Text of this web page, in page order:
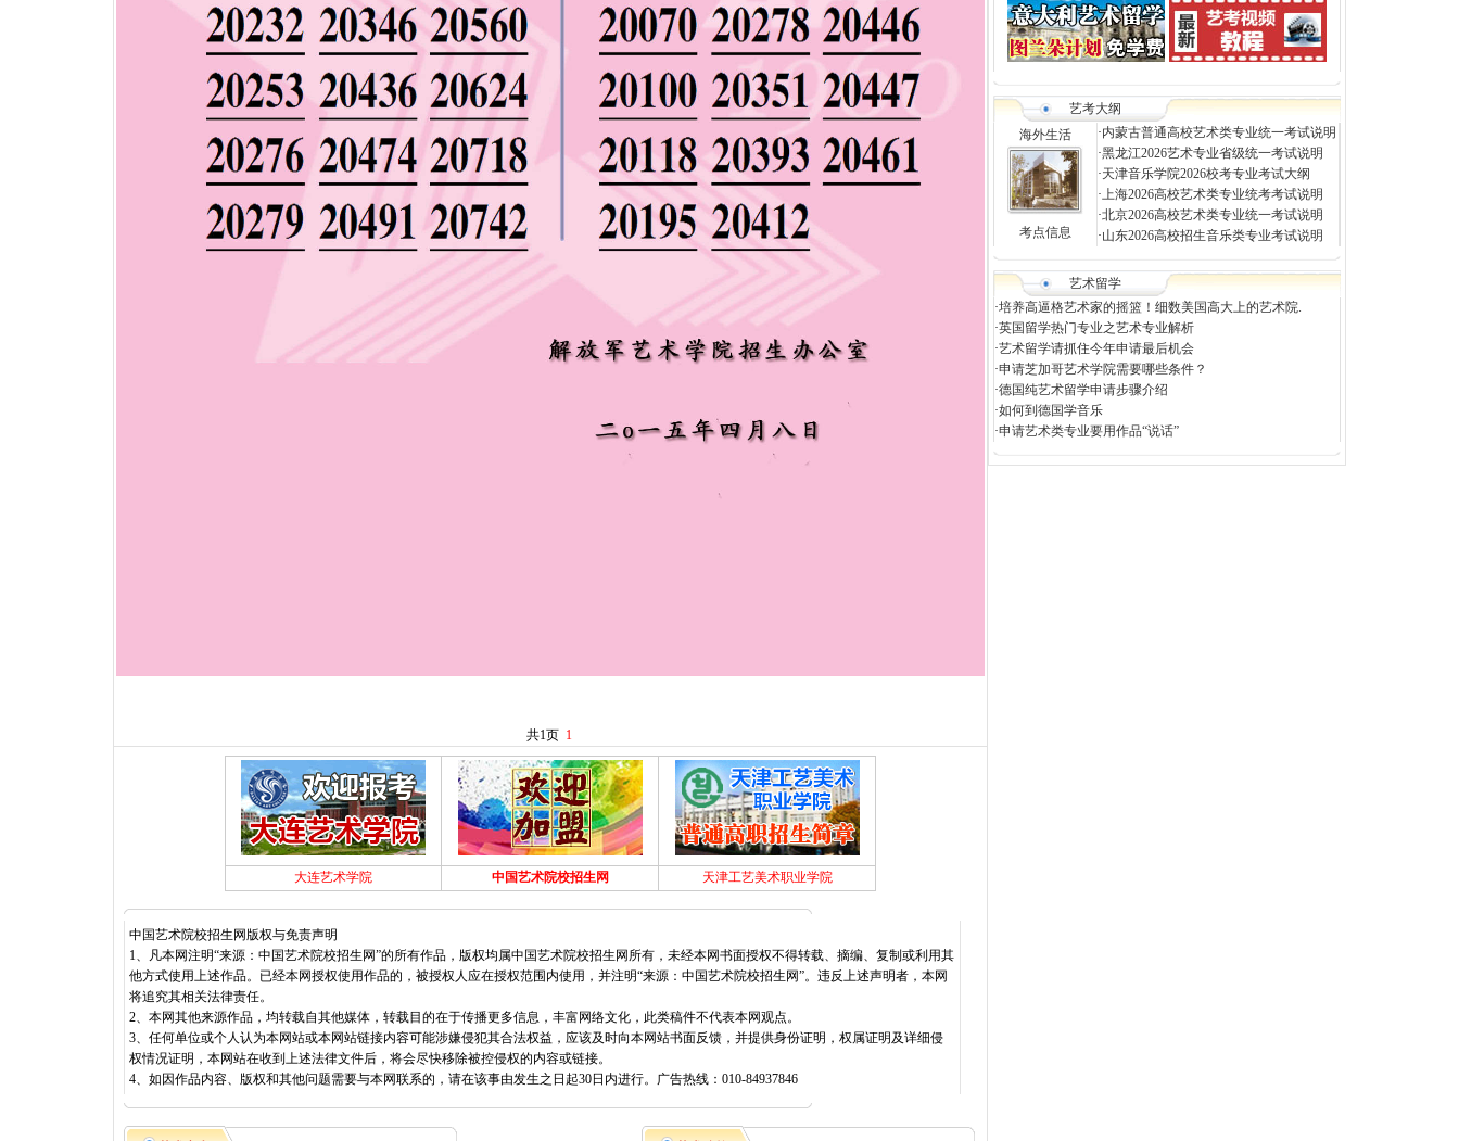
共1页 1
大连艺术学院 中国艺术院校招生网 天津工艺美术职业学院
中国艺术院校招生网版权与免责声明
1、凡本网注明“来源：中国艺术院校招生网”的所有作品，版权均属中国艺术院校招生网所有，未经本网书面授权不得转载、摘编、复制或利用其
他方式使用上述作品。已经本网授权使用作品的，被授权人应在授权范围内使用，并注明“来源：中国艺术院校招生网”。违反上述声明者，本网
将追究其相关法律责任。
2、本网其他来源作品，均转载自其他媒体，转载目的在于传播更多信息，丰富网络文化，此类稿件不代表本网观点。
3、任何单位或个人认为本网站或本网站链接内容可能涉嫌侵犯其合法权益，应该及时向本网站书面反馈，并提供身份证明，权属证明及详细侵
权情况证明，本网站在收到上述法律文件后，将会尽快移除被控侵权的内容或链接。
4、如因作品内容、版权和其他问题需要与本网联系的，请在该事由发生之日起30日内进行。广告热线：010-84937846
艺考大纲
海外生活
考点信息
·内蒙古普通高校艺术类专业统一考试说明
·黑龙江2026艺术专业省级统一考试说明
·天津音乐学院2026校考专业考试大纲
·上海2026高校艺术类专业统考考试说明
·北京2026高校艺术类专业统一考试说明
·山东2026高校招生音乐类专业考试说明
艺术留学
·培养高逼格艺术家的摇篮！细数美国高大上的艺术院.
·英国留学热门专业之艺术专业解析
·艺术留学请抓住今年申请最后机会
·申请芝加哥艺术学院需要哪些条件？
·德国纯艺术留学申请步骤介绍
·如何到德国学音乐
·申请艺术类专业要用作品“说话”